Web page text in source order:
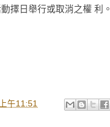
擇日舉行或取消之權 利。
上午11:51